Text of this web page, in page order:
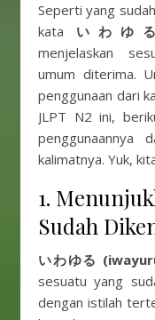
Seperti yang
kata いわゆる
menjelaskan
umum diterima.
penggunaan dari
JLPT N2 ini,
penggunaannya
kalimatnya. Yuk,
1.
Sudah
いわゆる
sesuatu yang
dengan istilah